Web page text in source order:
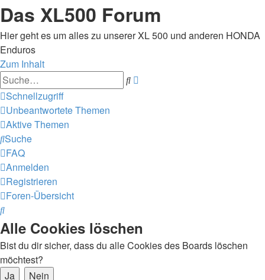
Das XL500 Forum
Hier geht es um alles zu unserer XL 500 und anderen HONDA
Enduros
Zum Inhalt
Suche
Schnellzugriff
Unbeantwortete Themen
Aktive Themen
Suche
FAQ
Anmelden
Registrieren
Foren-Übersicht
Suche
Alle Cookies löschen
Bist du dir sicher, dass du alle Cookies des Boards löschen
möchtest?